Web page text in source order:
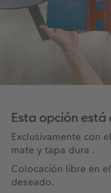
Esta opción está
Exclusivamente con
mate y tapa dura .
Colocación libre en
deseado.​